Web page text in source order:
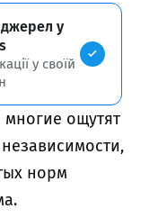
у
у своїй
ощутят
норм